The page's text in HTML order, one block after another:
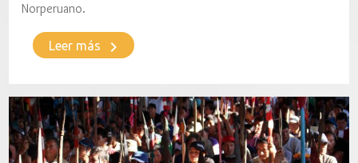
Norperuano.
Leer más keyboard_arrow_right